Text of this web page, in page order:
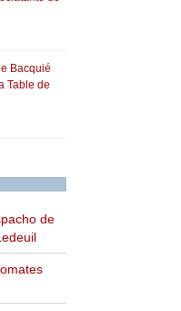
Bacquié
Table de
de